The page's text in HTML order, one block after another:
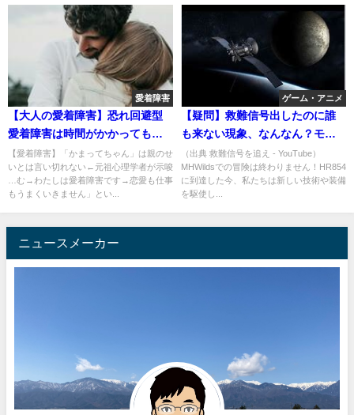
愛着障害
【大人の愛着障害】恐れ回避型
愛着障害は時間がかかっても治
ります
【愛着障害】「かまってちゃん」は親のせ
いとは言い切れない←元祖心理学者が示唆
…む→わたしは愛着障害です→恋愛も仕事
もうまくいきません」とい...
ゲーム・アニメ
【疑問】救難信号出したのに誰
も来ない現象、なんなん？モン
ハンnow
（出典 救難信号を追え - YouTube）
MHWildsでの冒険は終わりません！HR854
に到達した今、私たちは新しい技術や装備
を駆使し...
ニュースメーカー